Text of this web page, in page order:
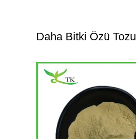
Daha Bitki Özü Tozu